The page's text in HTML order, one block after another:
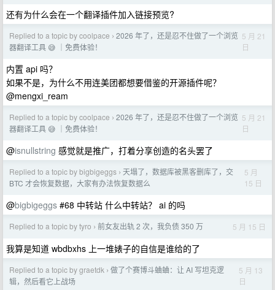
还有为什么会在一个翻译插件加入链接预览?
Replied to a topic by coolpace › 2026 年了，还是忍不住做了一个浏览
器翻译工具 😅 ｜免费体验！
5 月 21
日
内置 api 吗？
如果不是，为什么不用连美团都想要借鉴的开源插件呢？
@mengxi_ream
Replied to a topic by coolpace › 2026 年了，还是忍不住做了一个浏览
器翻译工具 😅 ｜免费体验！
5 月 21
日
@isnullstring 感觉就是推广，打着分享创造的名头罢了
Replied to a topic by bigbigeggs › 天塌了，数据库被黑客删库了，交
BTC 才会恢复数据，大家有办法恢复数据么
5 月
15 日
@bigbigeggs #68 中转站 什么中转站？ ai 的吗
Replied to a topic by tyro › 前女友出轨 2 次，我负债 350 万 5 月 15 日
我算是知道 wbdbxhs 上一堆婊子的自信是谁给的了
Replied to a topic by graetdk › 做了个赛博斗蛐蛐：让 AI 写坦克逻
辑，然后看它上战场
5 月 13
日